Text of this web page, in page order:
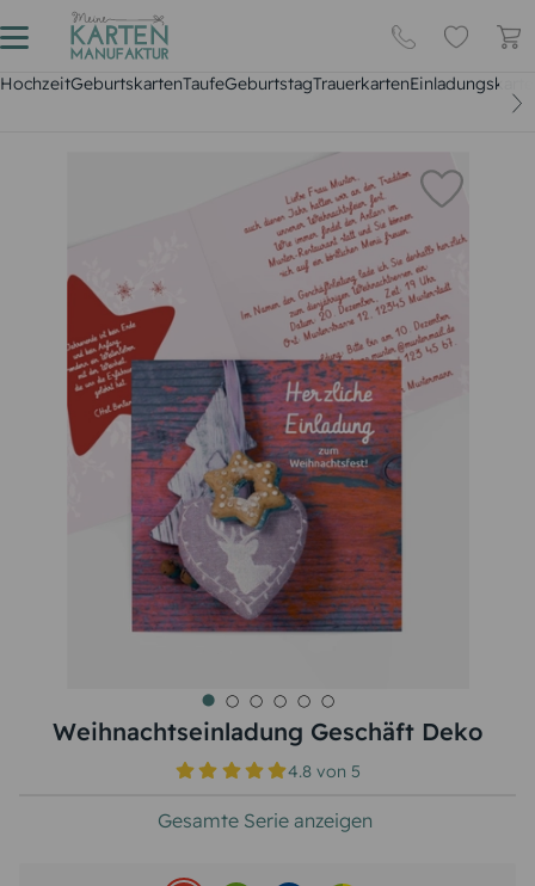
HochzeitGeburtskartenTaufeGeburtstagTrauerkarten
Weihnachtseinladung Geschäft Deko
4.8 von5
Gesamte Serie anzeigen